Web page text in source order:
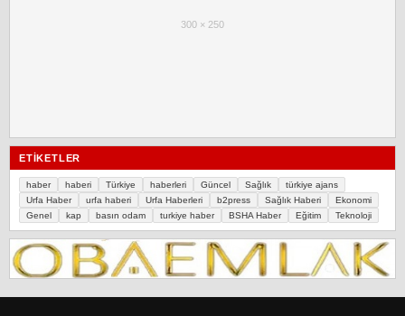
300 × 250
ETIKETLER
haber haberi Türkiye haberleri Güncel Sağlık
türkiye ajans
Urfa Haber
urfa haberi Urfa Haberleri b2press Sağlık Haberi
Ekonomi
Genel
kap basın odam turkiye haber BSHA Haber Eğitim Teknoloji